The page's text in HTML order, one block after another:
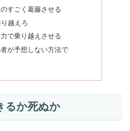
のすごく葛藤させる
越えろ
力で乗り越えさせる
が予想しない方法で
るか死ぬか